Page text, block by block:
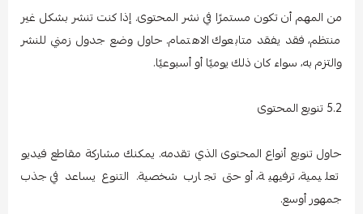
من المهم أن تكون مستمرًا في نشر المحتوى. إذا كنت تنشر بشكل غير
منتظم، فقد يفقد متابعوك الاهتمام. حاول وضع جدول زمني للنشر
والتزم به، سواء كان ذلك يوميًا أو أسبوعيًا.
5.2 تنويع المحتوى
حاول تنويع أنواع المحتوى الذي تقدمه. يمكنك مشاركة مقاطع فيديو
تعليمية، ترفيهية، أو حتى تجارب شخصية. التنوع يساعد في جذب
جمهور أوسع.